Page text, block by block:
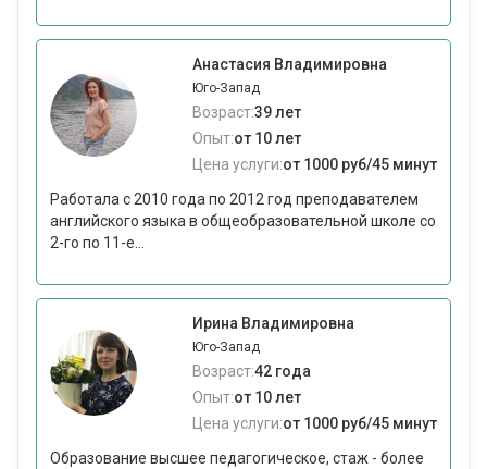
Анастасия Владимировна
Юго-Запад
Возраст:39 лет
Опыт:от 10 лет
Цена услуги:от 1000 руб/45 минут
Работала с 2010 года по 2012 год преподавателем
английского языка в общеобразовательной школе со
2-го по 11-е...
Ирина Владимировна
Юго-Запад
Возраст:42 года
Опыт:от 10 лет
Цена услуги:от 1000 руб/45 минут
Образование высшее педагогическое, стаж - более